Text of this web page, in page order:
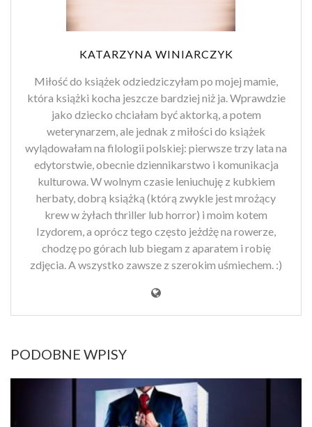
KATARZYNA WINIARCZYK
Miłość do książek odziedziczyłam po mojej mamie,
która książki kocha jeszcze bardziej niż ja. Wprawdzie
jako dziecko chciałam być aktorką, a potem
weterynarzem, ale jednak z miłości do książek
wylądowałam na filologii polskiej: pierwsze trzy lata na
edytorstwie, obecnie dziennikarstwo i komunikacja
kulturowa. W wolnym czasie leniuchuję z kubkiem
herbaty, dobrą książką (którą zwykle jest mrożący
krew w żyłach thriller lub horror) i moim kotem
Izydorem, a oprócz tego często jeżdżę na rowerze,
chodzę po górach lub biegam z aparatem i robię
zdjęcia. A wszystko zawsze z szerokim uśmiechem. :)
PODOBNE WPISY